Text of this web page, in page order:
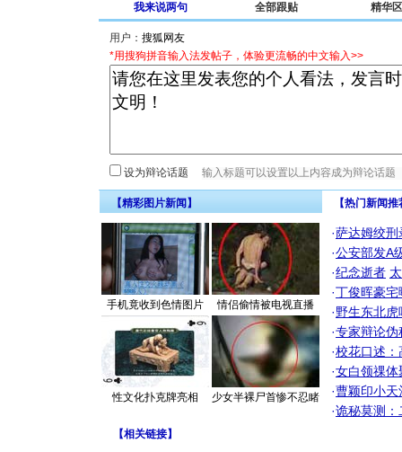
我来说两句 全部跟贴 精华区
用户：
*用搜狗拼音输入法发帖子，体验更流畅的中文输入>>
设为辩论话题
【精彩图片新闻】
手机竟收到色情图片 情侣偷情被电视直播
性文化扑克牌亮相 少女半裸尸首惨不忍睹
【热门新闻
·萨达姆绞刑
·公安部发A
·纪念逝者
·丁俊晖豪
·野生东北
·专家辩论伪
·校花口述：
·女白领祼体
·曹颖印小天
·诡秘莫测：
【相关链接】